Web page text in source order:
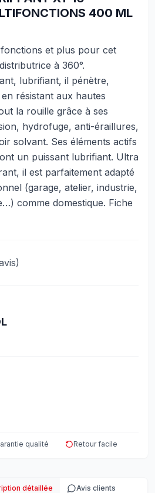
400 ML
fonctions et plus pour cet
à 360°.
lubrifiant, il pénètre,
résistant aux hautes
la rouille grâce à ses
hydrofuge, anti-éraillures,
solvant. Ses éléments actifs
un puissant lubrifiant. Ultra
il est parfaitement adapté
(garage, atelier, industrie,
comme domestique. Fiche
qualité Retour facile
détaillée Avis clients